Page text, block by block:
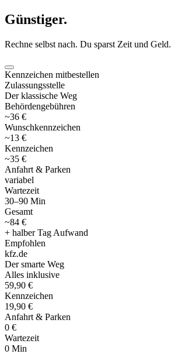
Günstiger.
Rechne selbst nach. Du sparst Zeit und Geld.
Kennzeichen mitbestellen
Zulassungsstelle
Der klassische Weg
Behördengebühren
~36 €
Wunschkennzeichen
~13 €
Kennzeichen
~35 €
Anfahrt & Parken
variabel
Wartezeit
30–90 Min
Gesamt
~84 €
+ halber Tag Aufwand
Empfohlen
kfz.de
Der smarte Weg
Alles inklusive
59,90 €
Kennzeichen
19,90 €
Anfahrt & Parken
0 €
Wartezeit
0 Min